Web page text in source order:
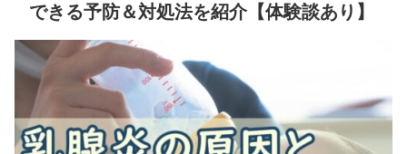
できる予防＆対処法を紹介【体験談あり】